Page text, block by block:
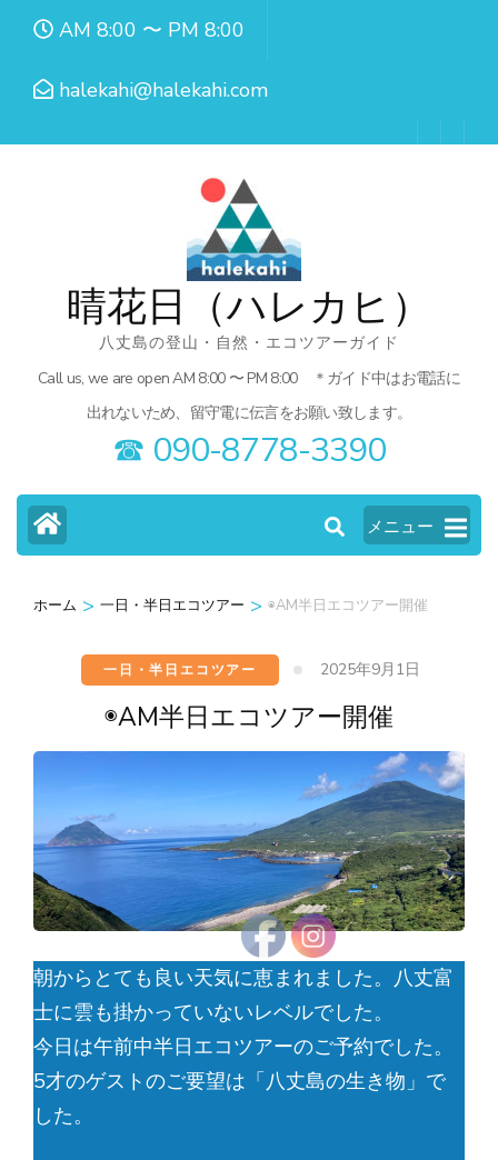
ツ
AM 8:00 〜 PM 8:00
halekahi@halekahi.com
晴花日（ハレカヒ）
八丈島の登山・自然・エコツアーガイド
Call us, we are open AM 8:00 〜 PM 8:00 ＊ガイド中はお電話に
出れないため、留守電に伝言をお願い致します。
☎︎ 090-8778-3390
メニュー
ホーム > 一日・半日エコツアー > ◉AM半日エコツアー開催
一日・半日エコツアー 2025年9月1日
◉AM半日エコツアー開催
朝からとても良い天気に恵まれました。八丈富
士に雲も掛かっていないレベルでした。
今日は午前中半日エコツアーのご予約でした。
5才のゲストのご要望は「八丈島の生き物」で
した。